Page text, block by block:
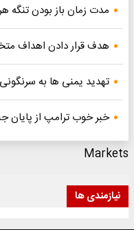
مدت زمان باز بودن تنگه
هدف قرار دادن اهداف
تهدید یمنی ها به
خبر خوب ترامپ از پایان
Markets
نیازمندی ها